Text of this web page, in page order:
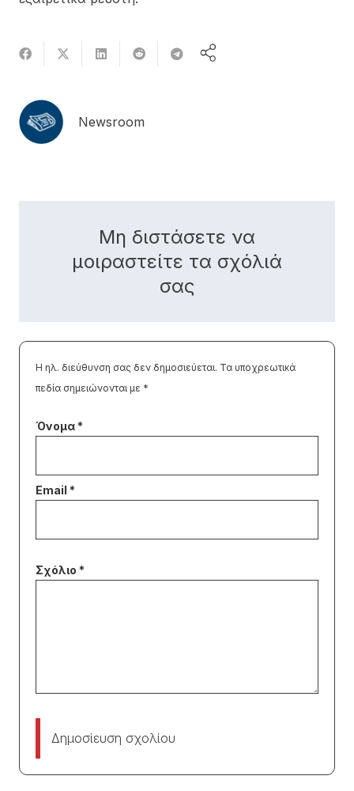
Newsroom
Μη διστάσετε να
μοιραστείτε τα σχόλιά
σας
Η ηλ. διεύθυνση σας δεν δημοσιεύεται. Τα υποχρεωτικά
πεδία σημειώνονται με *
Δημοσίευση σχολίου